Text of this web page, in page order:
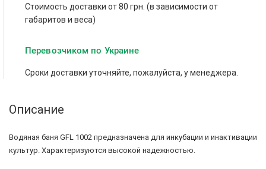
Стоимость доставки от 80 грн. (в зависимости от
габаритов и веса)
Перевозчиком по Украине
Сроки доставки уточняйте, пожалуйста, у менеджера.
Описание
Водяная баня GFL 1002 предназначена для инкубации и инактивации
культур. Характеризуются высокой надежностью.